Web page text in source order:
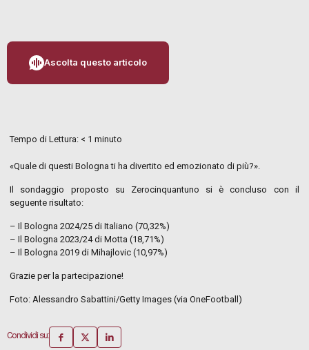
Ascolta questo articolo
Tempo di Lettura: < 1 minuto
«Quale di questi Bologna ti ha divertito ed emozionato di più?».
Il sondaggio proposto su Zerocinquantuno si è concluso con il
seguente risultato:
– Il Bologna 2024/25 di Italiano (70,32%)
– Il Bologna 2023/24 di Motta (18,71%)
– Il Bologna 2019 di Mihajlovic (10,97%)
Grazie per la partecipazione!
Foto: Alessandro Sabattini/Getty Images (via OneFootball)
Condividi su: